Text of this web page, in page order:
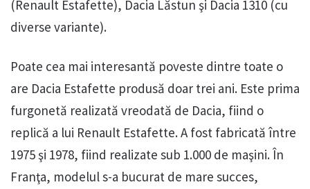
(Renault Estafette), Dacia Lăstun şi Dacia 1310 (cu
diverse variante).
Poate cea mai interesantă poveste dintre toate o
are Dacia Estafette produsă doar trei ani. Este prima
furgonetă realizată vreodată de Dacia, fiind o
replică a lui Renault Estafette. A fost fabricată între
1975 şi 1978, fiind realizate sub 1.000 de maşini. În
Franţa, modelul s-a bucurat de mare succes,